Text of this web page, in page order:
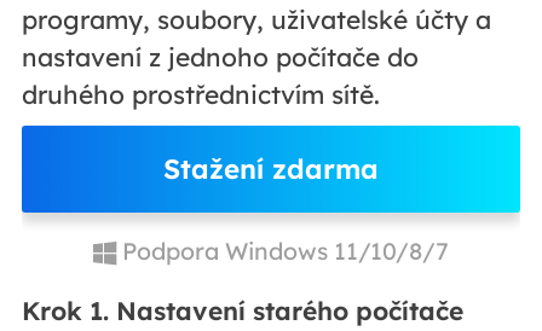
programy, soubory, uživatelské účty a
nastavení z jednoho počítače do
druhého prostřednictvím sítě.
Stažení zdarma
Podpora Windows 11/10/8/7
Krok 1. Nastavení starého počítače